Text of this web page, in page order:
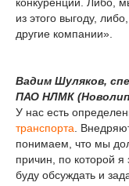
из этого выгоду,
другие компании».
Вадим Шуляков,
ПАО НЛМК
У нас есть
транспорта .
понимаем, что мы
причин, по которой
буду обсуждать и